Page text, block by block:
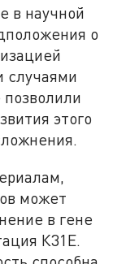
в научной
о
случаями
этого
может
в гене
К31Е.